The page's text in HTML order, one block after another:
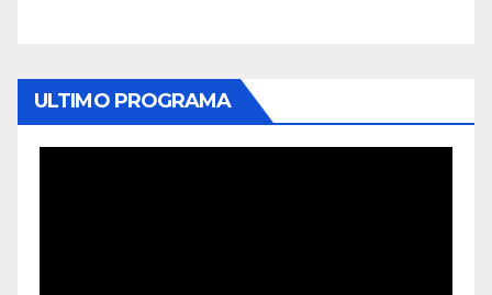
ULTIMO PROGRAMA